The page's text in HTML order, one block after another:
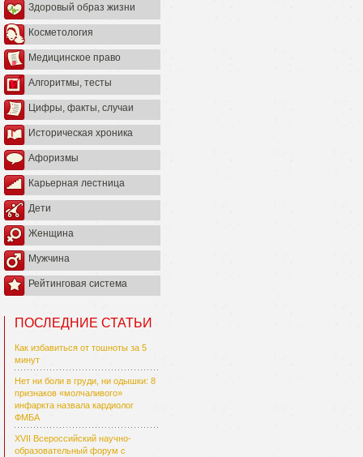
Здоровый образ жизни
Косметология
Медицинское право
Алгоритмы, тесты
Цифры, факты, случаи
Историческая хроника
Афоризмы
Карьерная лестница
Дети
Женщина
Мужчина
Рейтинговая система
ПОСЛЕДНИЕ СТАТЬИ
Как избавиться от тошноты за 5
минут
Нет ни боли в груди, ни одышки: 8
признаков «молчаливого»
инфаркта назвала кардиолог
ФМБА
XVII Всероссийский научно-
образовательный форум с